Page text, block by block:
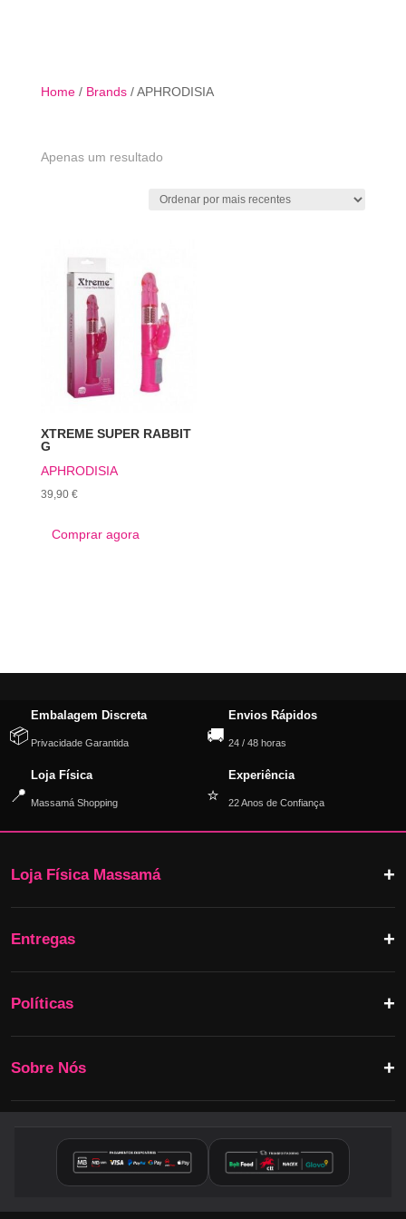
Home/ Brands/ APHRODISIA
Apenas um resultado
XTREME SUPER RABBIT
G
APHRODISIA
39,90 €
Comprar agora
📦
Embalagem Discreta
Privacidade Garantida 🚚
Envios Rápidos
24 / 48 horas
📍
Loja Física
Massamá Shopping ⭐
Experiência
22 Anos de Confiança
Loja Física Massamá
Entregas
Políticas
Sobre Nós